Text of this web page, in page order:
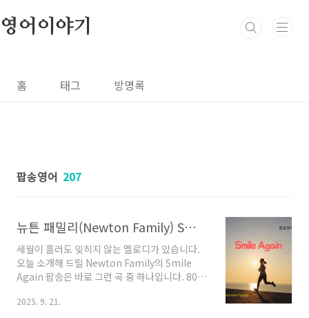
영어이야기
홈 태그 방명록
팝송영어 207
뉴튼 패밀리(Newton Family) Smile again 가사 해석, 추억의 팝송으로 영어 공부하기
세월이 흘러도 잊히지 않는 멜로디가 있습니다.
오늘 소개해 드릴 Newton Family의 Smile
Again 팝송은 바로 그런 곡 중 하나입니다. 80년
금도 많은 이들의 가슴속에 추억의 팝송으로 자
2025. 9. 21.